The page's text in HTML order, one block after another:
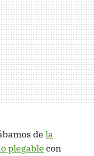
de la
plegable con